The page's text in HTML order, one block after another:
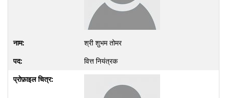
श्री शुभम तोमर
वित्त नियंत्रक